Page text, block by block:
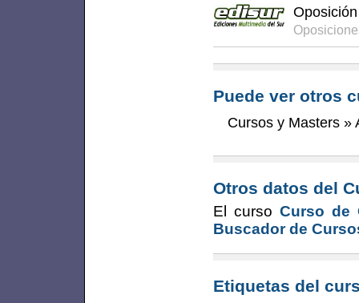
Puede ver otros
Cursos y Masters »
Otros datos del
El curso Curso de
Buscador de
Etiquetas del